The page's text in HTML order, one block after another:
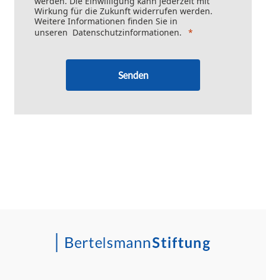
Wirkung für die Zukunft widerrufen werden.
Weitere Informationen finden Sie in
unseren Datenschutzinformationen.
Senden